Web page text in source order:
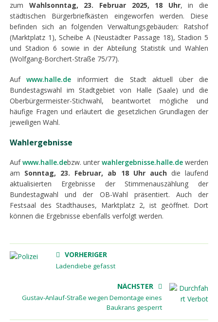
zum Wahlsonntag, 23. Februar 2025, 18 Uhr, in die
städtischen Bürgerbriefkästen eingeworfen werden. Diese
befinden sich an folgenden Verwaltungsgebäuden: Ratshof
(Marktplatz 1), Scheibe A (Neustädter Passage 18), Stadion 5
und Stadion 6 sowie in der Abteilung Statistik und Wahlen
(Wolfgang-Borchert-Straße 75/77).
Aufwww.halle.de informiert die Stadt aktuell über die
Bundestagswahl im Stadtgebiet von Halle (Saale) und die
Oberbürgermeister-Stichwahl, beantwortet mögliche und
häufige Fragen und erläutert die gesetzlichen Grundlagen der
jeweiligen Wahl.
Wahlergebnisse
Aufwww.halle.debzw. unter wahlergebnisse.halle.de werden
am Sonntag, 23. Februar, ab 18 Uhr auch die laufend
aktualisierten Ergebnisse der Stimmenauszählung der
Bundestagwahl und der OB-Wahl präsentiert. Auch der
Festsaal des Stadthauses, Marktplatz 2, ist geöffnet. Dort
können die Ergebnisse ebenfalls verfolgt werden.
VORHERIGER
Ladendiebe gefasst
NÄCHSTER
Gustav-Anlauf-Straße wegen Demontage eines
Baukrans gesperrt